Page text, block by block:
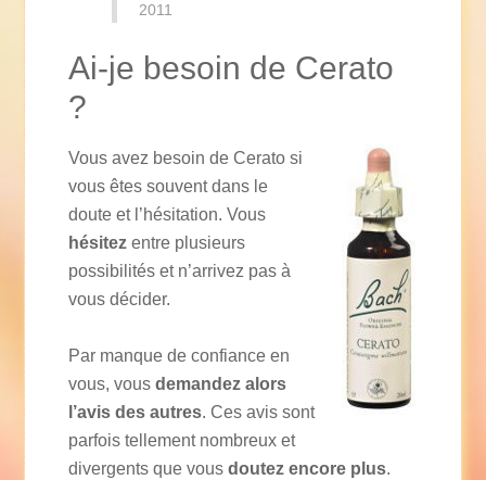
2011
Ai-je besoin de Cerato
?
Vous avez besoin de Cerato si
vous êtes souvent dans le
doute et l’hésitation. Vous
hésitez entre plusieurs
possibilités et n’arrivez pas à
vous décider.
Par manque de confiance en
vous, vousdemandez alors
l’avis des autres. Ces avis sont
parfois tellement nombreux et
divergents que vousdoutez encore plus.